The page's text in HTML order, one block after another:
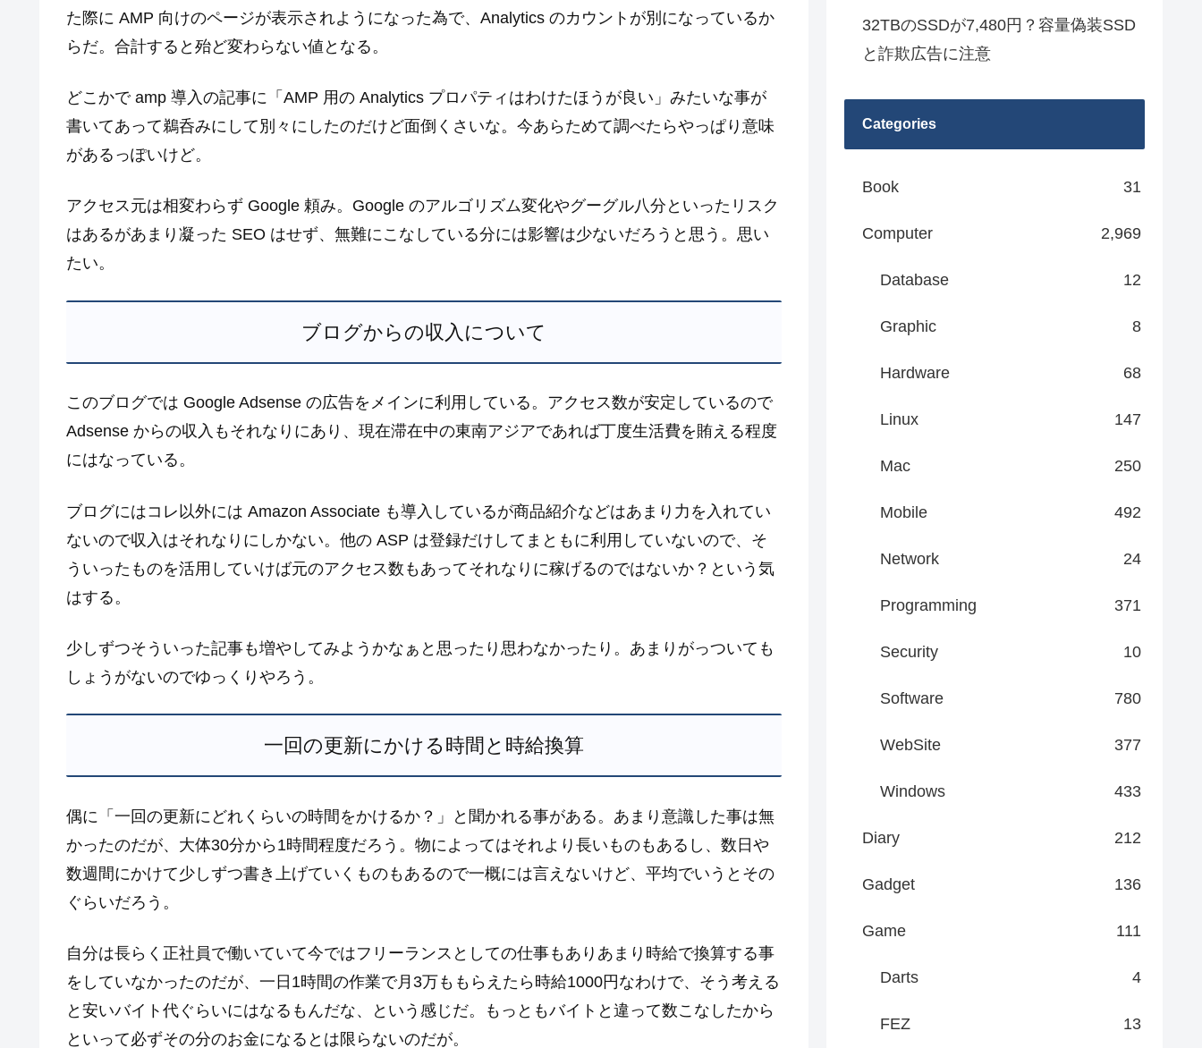
た際に AMP 向けのページが表示されようになった為で、Analytics のカウントが別になっているか
らだ。合計すると殆ど変わらない値となる。
どこかで amp 導入の記事に「AMP 用の Analytics プロパティはわけたほうが良い」みたいな事が
書いてあって鵜呑みにして別々にしたのだけど面倒くさいな。今あらためて調べたらやっぱり意味
があるっぽいけど。
アクセス元は相変わらず Google 頼み。Google のアルゴリズム変化やグーグル八分といったリスク
はあるがあまり凝った SEO はせず、無難にこなしている分には影響は少ないだろうと思う。思い
たい。
ブログからの収入について
このブログでは Google Adsense の広告をメインに利用している。アクセス数が安定しているので
Adsense からの収入もそれなりにあり、現在滞在中の東南アジアであれば丁度生活費を賄える程度
にはなっている。
ブログにはコレ以外には Amazon Associate も導入しているが商品紹介などはあまり力を入れてい
ないので収入はそれなりにしかない。他の ASP は登録だけしてまともに利用していないので、そ
ういったものを活用していけば元のアクセス数もあってそれなりに稼げるのではないか？という気
はする。
少しずつそういった記事も増やしてみようかなぁと思ったり思わなかったり。あまりがっついても
しょうがないのでゆっくりやろう。
一回の更新にかける時間と時給換算
偶に「一回の更新にどれくらいの時間をかけるか？」と聞かれる事がある。あまり意識した事は無
かったのだが、大体30分から1時間程度だろう。物によってはそれより長いものもあるし、数日や
数週間にかけて少しずつ書き上げていくものもあるので一概には言えないけど、平均でいうとその
ぐらいだろう。
自分は長らく正社員で働いていて今ではフリーランスとしての仕事もありあまり時給で換算する事
をしていなかったのだが、一日1時間の作業で月3万ももらえたら時給1000円なわけで、そう考える
と安いバイト代ぐらいにはなるもんだな、という感じだ。もっともバイトと違って数こなしたから
といって必ずその分のお金になるとは限らないのだが。
32TBのSSDが7,480円？容量偽装SSD
と詐欺広告に注意
Categories
Book 31
Computer 2,969
Database 12
Graphic 8
Hardware 68
Linux 147
Mac 250
Mobile 492
Network 24
Programming 371
Security 10
Software 780
WebSite 377
Windows 433
Diary 212
Gadget 136
Game 111
Darts 4
FEZ 13